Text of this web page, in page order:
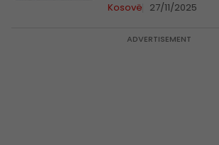
Kosovë 27/11/2025